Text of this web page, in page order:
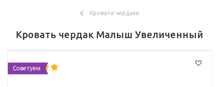
Кровати чердаки
Кровать чердак Малыш Увеличенный
Советуем